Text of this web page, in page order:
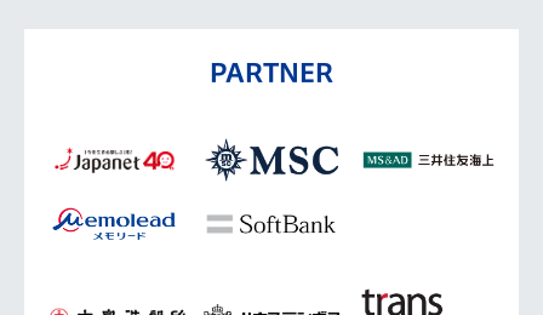
PARTNER